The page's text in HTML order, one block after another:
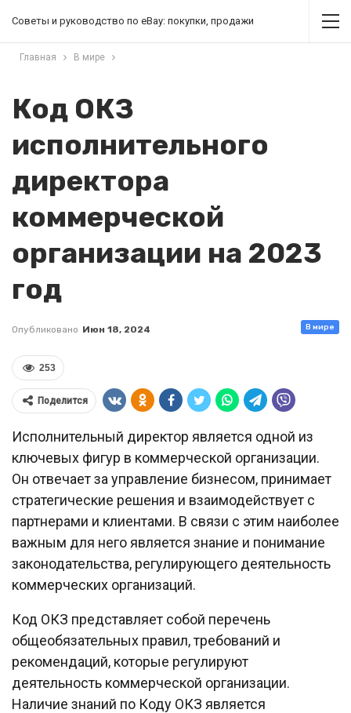
Советы и руководство по eBay: покупки, продажи
Главная В мире
Код ОКЗ
исполнительного
директора
коммерческой
организации на 2023
год
В мире
Опубликовано Июн 18, 2024
253
Поделится
Исполнительный директор является одной из
ключевых фигур в коммерческой организации.
Он отвечает за управление бизнесом, принимает
стратегические решения и взаимодействует с
партнерами и клиентами. В связи с этим наиболее
важным для него является знание и понимание
законодательства, регулирующего деятельность
коммерческих организаций.
Код ОКЗ представляет собой перечень
общеобязательных правил, требований и
рекомендаций, которые регулируют
деятельность коммерческой организации.
Наличие знаний по Коду ОКЗ является